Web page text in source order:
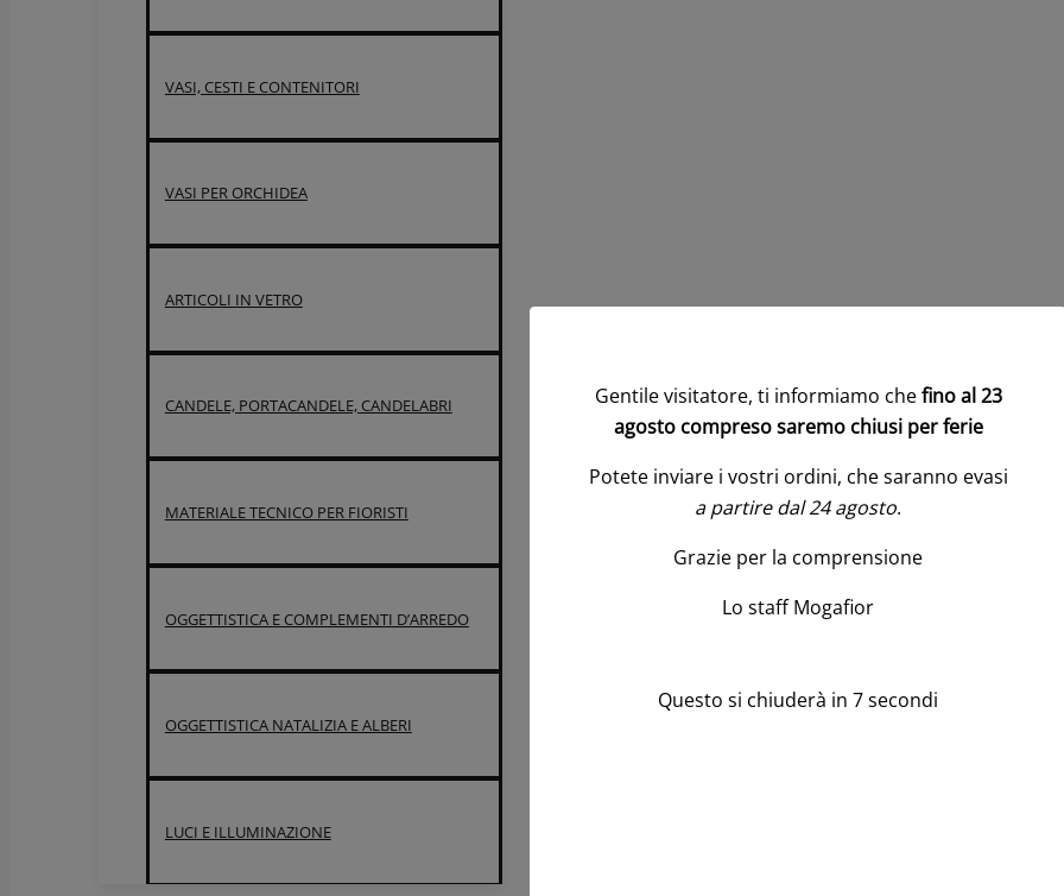
VASI, CESTI E CONTENITORI
VASI PER ORCHIDEA
ARTICOLI IN VETRO
CANDELE, PORTACANDELE, CANDELABRI
MATERIALE TECNICO PER FIORISTI
OGGETTISTICA E COMPLEMENTI D’ARREDO
OGGETTISTICA NATALIZIA E ALBERI
LUCI E ILLUMINAZIONE
Gentile visitatore, ti informiamo chefino al 23
agosto compreso saremo chiusi per ferie
Potete inviare i vostri ordini, che saranno evasi
a partire dal 24 agosto.
Grazie per la comprensione
Lo staff Mogafior
Questo si chiuderà in 6secondi